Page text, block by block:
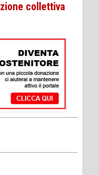
collettiva